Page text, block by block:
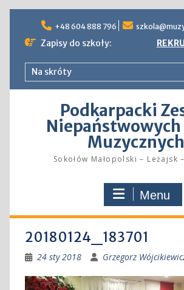
content
+48 604 888 796
Zapisy do szkoły:
Na skróty
Podkarpacki
Niepaństwowych
Muzycznych
Sokołów Małopolski – Leżajsk
Menu
20180124_183701
24 sty 2018 Grzegorz